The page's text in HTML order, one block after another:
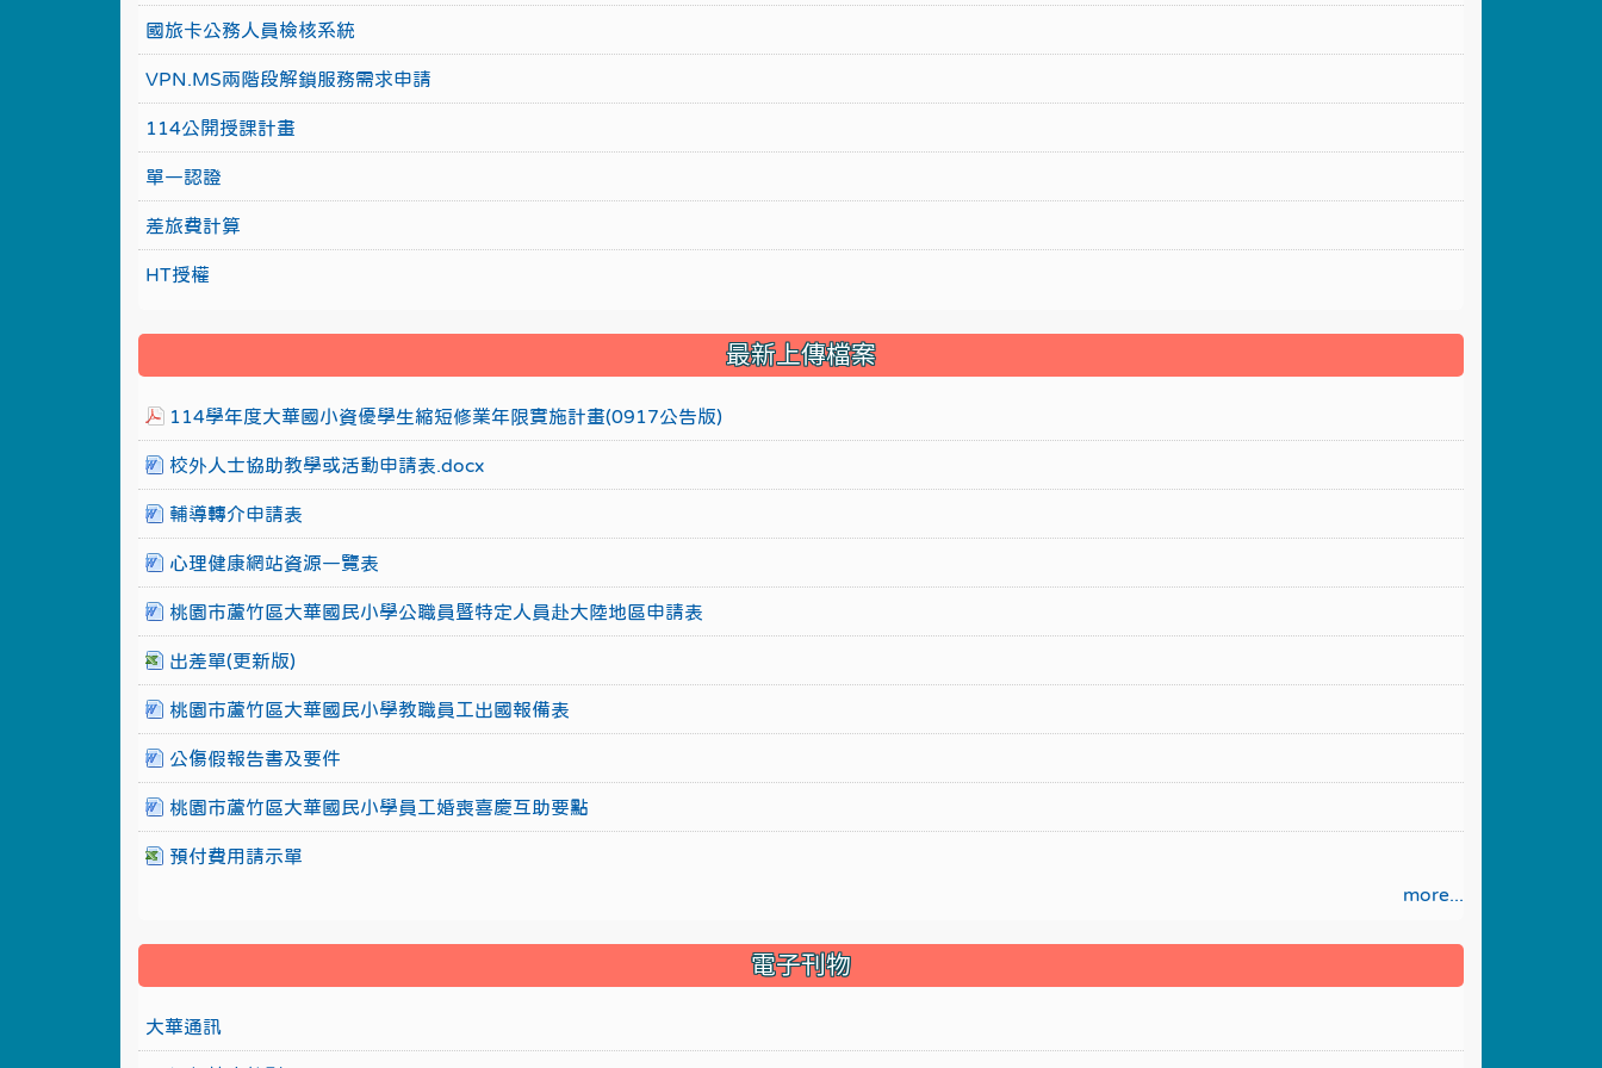
國旅卡公務人員檢核系統
VPN.MS兩階段解鎖服務需求申請
114公開授課計畫
單一認證
差旅費計算
HT授權
最新上傳檔案
114學年度大華國小資優學生縮短修業年限實施計畫(0917公告版)
校外人士協助教學或活動申請表.docx
輔導轉介申請表
心理健康網站資源一覽表
桃園市蘆竹區大華國民小學公職員暨特定人員赴大陸地區申請表
出差單(更新版)
桃園市蘆竹區大華國民小學教職員工出國報備表
公傷假報告書及要件
桃園市蘆竹區大華國民小學員工婚喪喜慶互助要點
預付費用請示單
more...
電子刊物
大華通訊